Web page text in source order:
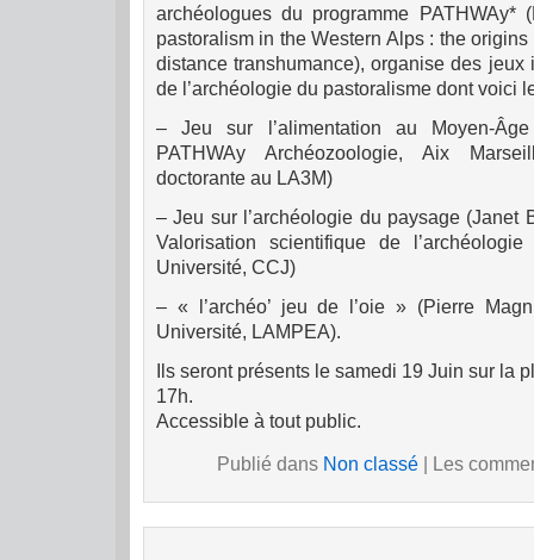
archéologues du programme PATHWAy*
pastoralism in the Western Alps : the
distance transhumance), organise des jeux
de l’archéologie du pastoralisme dont voici
– Jeu sur l’alimentation au Moyen-
PATHWAy Archéozoologie, Aix
doctorante au LA3M)
– Jeu sur l’archéologie du paysage (Janet
Valorisation scientifique de
Université, CCJ)
– « l’archéo’ jeu de l’oie » (Pierre
Université, LAMPEA).
Ils seront présents le samedi 19 Juin sur la
17h.
Accessible à tout public.
Publié dans Non classé| Les